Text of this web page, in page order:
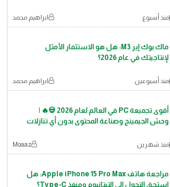
منذ أسبوع ابراهيم محمد
ماك بوك إير M3: هل هو الاستثمار الأمثل
لإنتاجيتك في عام 2026؟
منذ أسبوعين ابراهيم محمد
أقوى تجميعة PC في العالم لعام 2026 💀🔥 |
وحش الجيمينج وصناعة المحتوى بدون أي تنازلات
منذ شهرين Moaaz
مراجعة هاتف Apple iPhone 15 Pro Max: هل
استحق التحول إلى التيتانيوم ومنفذ Type-C؟